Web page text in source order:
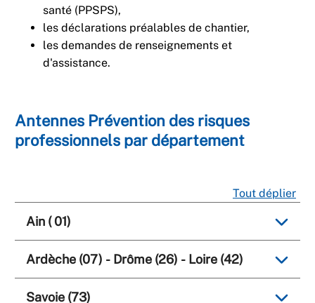
santé (PPSPS),
les déclarations préalables de chantier,
les demandes de renseignements et
d'assistance.
Antennes Prévention des risques
professionnels par département
Tout déplier
Ain ( 01)
Ardèche (07) - Drôme (26) - Loire (42)
Savoie (73)